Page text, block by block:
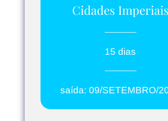
Cidades Imperiais
15 dias
saída: 09/SETEMBRO/